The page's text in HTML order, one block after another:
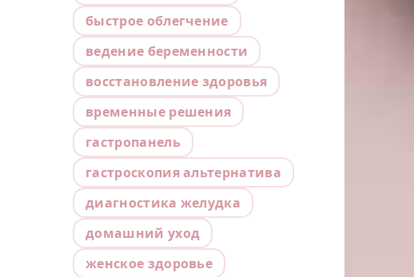
быстрое облегчение
ведение беременности
восстановление здоровья
временные решения
гастропанель
гастроскопия альтернатива
диагностика желудка
домашний уход
женское здоровье